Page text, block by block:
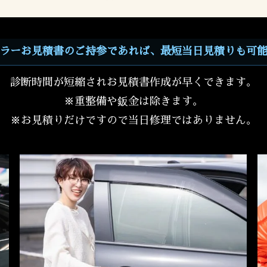
ーお見積書のご持参であれば、最短当日見積りも可
診断時間が短縮されお見積書作成が早くできます。
※重整備や鈑金は除きます。
※お見積りだけですので当日修理ではありません。